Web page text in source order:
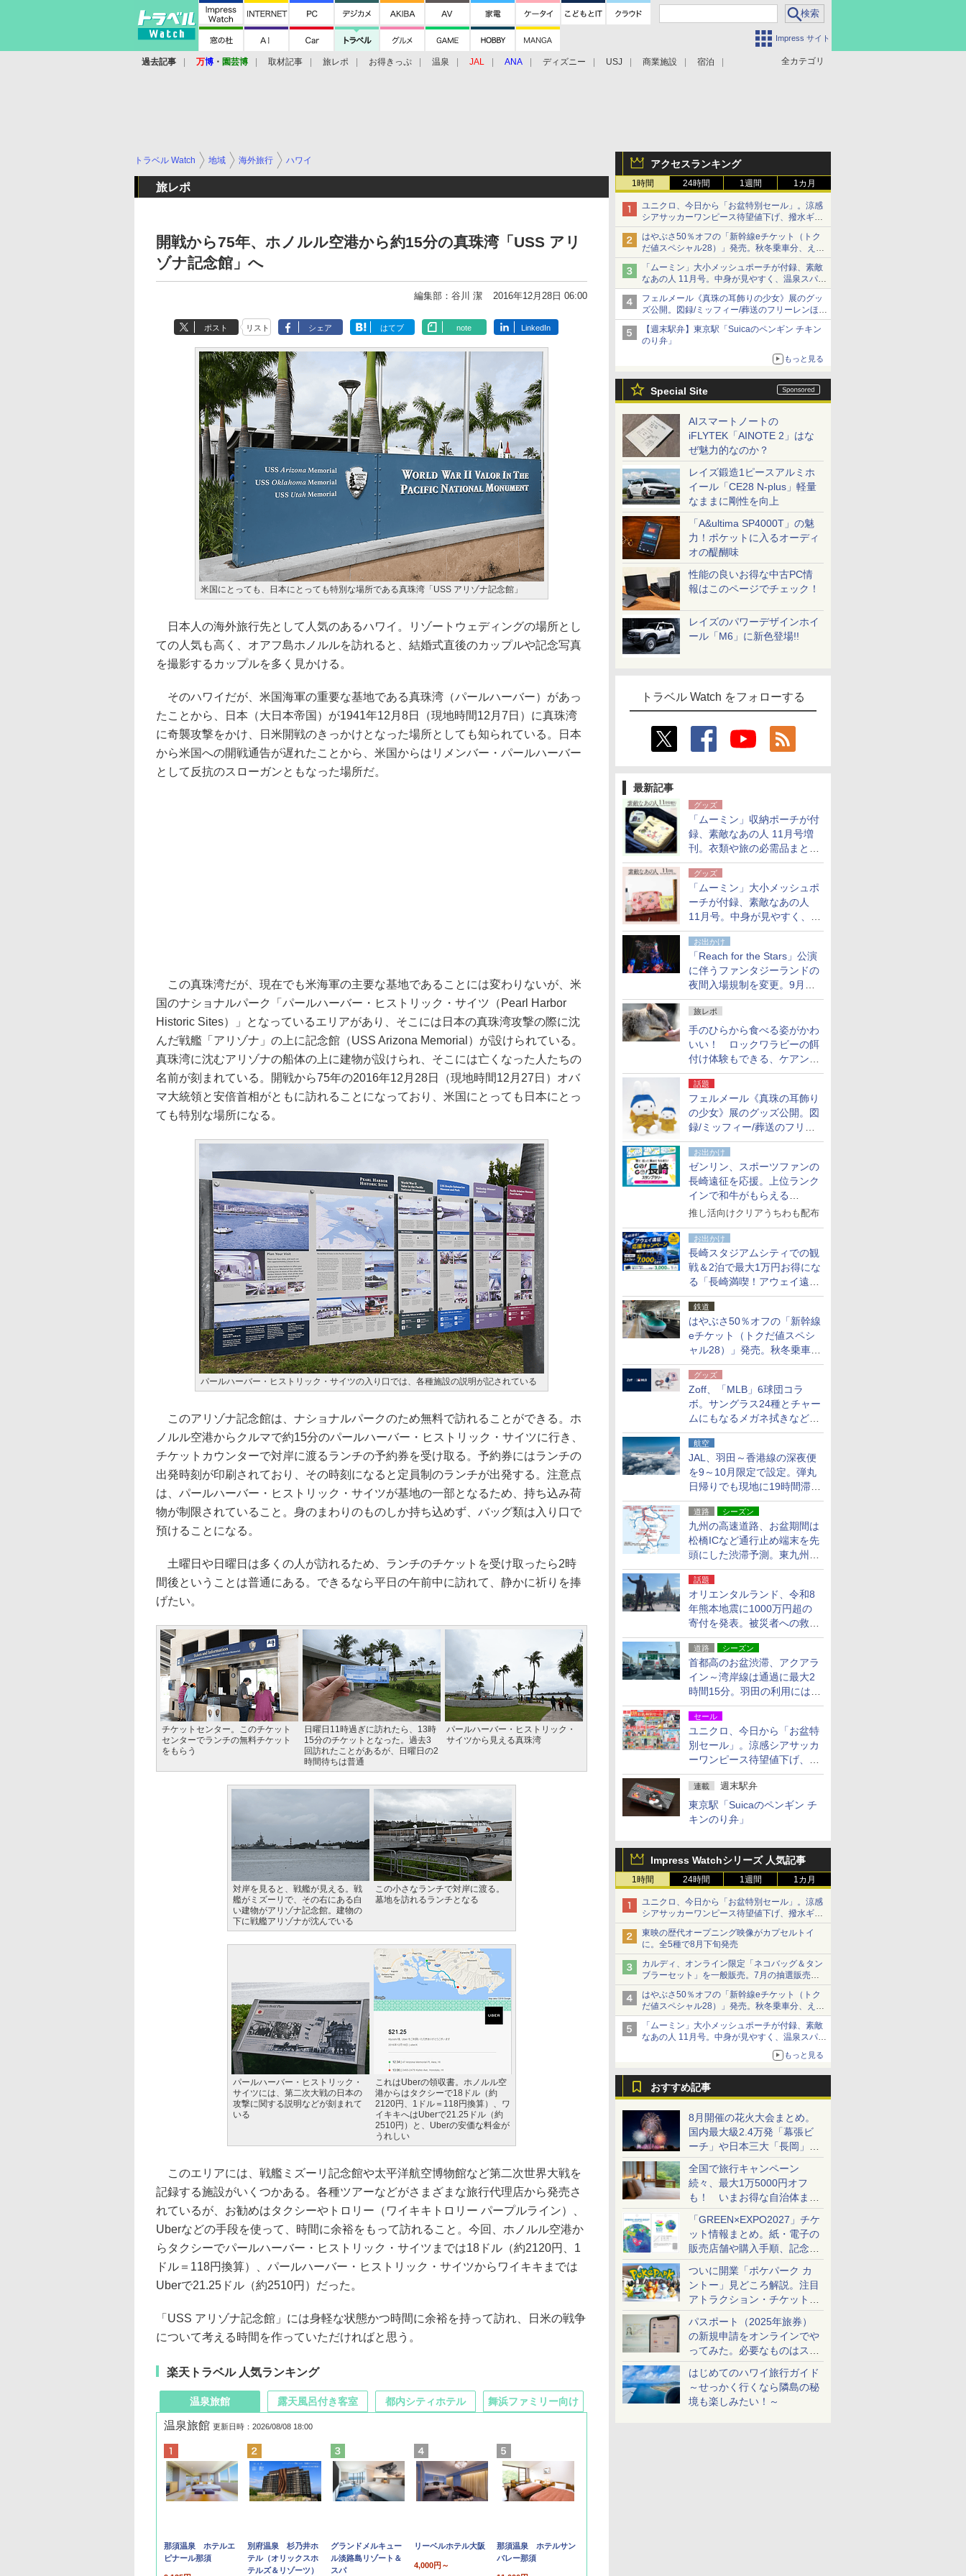
Impress サイト
全カテゴリ
過去記事 万博 ・ 園芸博 取材記事 旅レポ お得きっぷ 温泉 JAL ANA ディズニー USJ 商業施設 宿泊
アクセスランキング
1時間 24時間 1週間 1カ月
ユニクロ、今日から「お盆特別セール」。涼感
シアサッカーワンピース待望値下げ、撥水ギア
ショーツは1990円に
はやぶさ50％オフの「新幹線eチケット（トク
だ値スペシャル28）」発売。秋冬乗車分、えき
ねっと限定
「ムーミン」大小メッシュポーチが付録、素敵
なあの人 11月号。中身が見やすく、温泉スパに
も使える
フェルメール《真珠の耳飾りの少女》展のグッ
ズ公開。図録/ミッフィー/葬送のフリーレンほ
か、注目ブランドコラボが実現
【週末駅弁】東京駅「Suicaのペンギン チキン
のり弁」
もっと見る
Special Site
AIスマートノートの
iFLYTEK「AINOTE 2」はな
ぜ魅力的なのか？
レイズ鍛造1ピースアルミホ
イール「CE28 N-plus」軽量
なままに剛性を向上
「A&ultima SP4000T」の魅
力！ポケットに入るオーディ
オの醍醐味
性能の良いお得な中古PC情
報はこのページでチェック！
レイズのパワーデザインホイ
ール「M6」に新色登場!!
トラベル Watch をフォローする
最新記事
グッズ
「ムーミン」収納ポーチが付
録、素敵なあの人 11月号増
刊。衣類や旅の必需品まとま
る大小2個セット
グッズ
「ムーミン」大小メッシュポ
ーチが付録、素敵なあの人
11月号。中身が見やすく、温
泉スパにも使える
お出かけ
「Reach for the Stars」公演
に伴うファンタジーランドの
夜間入場規制を変更。9月か
ら18時50分～20時ごろに
旅レポ
手のひらから食べる姿がかわ
いい！ ロックワラビーの餌
付け体験もできる、ケアンズ
でアサートン高原の日本語ガ
イド付きツアーに参加してみ
た
話題
フェルメール《真珠の耳飾り
の少女》展のグッズ公開。図
録/ミッフィー/葬送のフリー
レンほか、注目ブランドコラ
ボが実現
お出かけ
ゼンリン、スポーツファンの
長崎遠征を応援。上位ランク
インで和牛がもらえる
「GO！GO！長崎スタンプラ
推し活向けクリアうちわも配布
お出かけ
長崎スタジアムシティでの観
戦＆2泊で最大1万円お得にな
る「長崎満喫！アウェイ遠征
応援キャンペーン」
鉄道
はやぶさ50％オフの「新幹線
eチケット（トクだ値スペシ
ャル28）」発売。秋冬乗車
分、えきねっと限定
グッズ
Zoff、「MLB」6球団コラ
ボ。サングラス24種とチャー
ムにもなるメガネ拭きなど雑
貨24種
航空
JAL、羽田～香港線の深夜便
を9～10月限定で設定。弾丸
日帰りでも現地に19時間滞在
できる
道路 シーズン
九州の高速道路、お盆期間は
松橋ICなど通行止め端末を先
頭にした渋滞予測。東九州道
への迂回は料金調整を実施
話題
オリエンタルランド、令和8
年熊本地震に1000万円超の
寄付を発表。被災者への救援
活動・復旧支援
道路 シーズン
首都高のお盆渋滞、アクアラ
イン～湾岸線は通過に最大2
時間15分。羽田の利用には
「空港西出口」の利用検討を
セール
ユニクロ、今日から「お盆特
別セール」。涼感シアサッカ
ーワンピース待望値下げ、撥
水ギアショーツは1990円に
連載 週末駅弁
東京駅「Suicaのペンギン チ
キンのり弁」
Impress Watchシリーズ 人気記事
1時間 24時間 1週間 1カ月
ユニクロ、今日から「お盆特別セール」。涼感
シアサッカーワンピース待望値下げ、撥水ギア
ショーツは1990円に
東映の歴代オープニング映像がカプセルトイ
に。全5種で8月下旬発売
カルディ、オンライン限定「ネコバッグ＆タン
ブラーセット」を一般販売。7月の抽選販売の
当選無効分
はやぶさ50％オフの「新幹線eチケット（トク
だ値スペシャル28）」発売。秋冬乗車分、えき
ねっと限定
「ムーミン」大小メッシュポーチが付録、素敵
なあの人 11月号。中身が見やすく、温泉スパに
もっと見る
おすすめ記事
8月開催の花火大会まとめ。
国内最大級2.4万発「幕張ビ
ーチ」や日本三大「長岡」な
ど大型イベント目白押し！
全国で旅行キャンペーン
続々、最大1万5000円オフ
も！ いまお得な自治体まと
め
「GREEN×EXPO2027」チケ
ット情報まとめ。紙・電子の
販売店舗や購入手順、記念チ
ケットも解説
ついに開業「ポケパーク カ
ントー」見どころ解説。注目
アトラクション・チケット手
配・来場前に必要な準備は？
パスポート（2025年旅券）
の新規申請をオンラインでや
ってみた。必要なものはスマ
ホとマイナカードのみ
はじめてのハワイ旅行ガイド
～せっかく行くなら隣島の秘
境も楽しみたい！～
トラベル Watch 地域 海外旅行 ハワイ
旅レポ
開戦から75年、ホノルル空港から約15分の真珠湾「USS アリ
ゾナ記念館」へ
編集部：谷川 潔 2016年12月28日 06:00
ポスト リスト シェア はてブ note LinkedIn
米国にとっても、日本にとっても特別な場所である真珠湾「USS アリゾナ記念館」
日本人の海外旅行先として人気のあるハワイ。リゾートウェディングの場所とし
ての人気も高く、オアフ島ホノルルを訪れると、結婚式直後のカップルや記念写真
を撮影するカップルを多く見かける。
そのハワイだが、米国海軍の重要な基地である真珠湾（パールハーバー）があっ
たことから、日本（大日本帝国）が1941年12月8日（現地時間12月7日）に真珠湾
に奇襲攻撃をかけ、日米開戦のきっかけとなった場所としても知られている。日本
から米国への開戦通告が遅れたことから、米国からはリメンバー・パールハーバー
として反抗のスローガンともなった場所だ。
この真珠湾だが、現在でも米海軍の主要な基地であることには変わりないが、米
国のナショナルパーク「パールハーバー・ヒストリック・サイツ（Pearl Harbor
Historic Sites）」となっているエリアがあり、そこには日本の真珠湾攻撃の際に沈
んだ戦艦「アリゾナ」の上に記念館（USS Arizona Memorial）が設けられている。
真珠湾に沈むアリゾナの船体の上に建物が設けられ、そこには亡くなった人たちの
名前が刻まれている。開戦から75年の2016年12月28日（現地時間12月27日）オバ
マ大統領と安倍首相がともに訪れることになっており、米国にとっても日本にとっ
ても特別な場所になる。
パールハーバー・ヒストリック・サイツの入り口では、各種施設の説明が記されている
このアリゾナ記念館は、ナショナルパークのため無料で訪れることができる。ホ
ノルル空港からクルマで約15分のパールハーバー・ヒストリック・サイツに行き、
チケットカウンターで対岸に渡るランチの予約券を受け取る。予約券にはランチの
出発時刻が印刷されており、その時刻になると定員制のランチが出発する。注意点
は、パールハーバー・ヒストリック・サイツが基地の一部となるため、持ち込み荷
物が制限されていること。身のまわりのものしか持ち込めず、バッグ類は入り口で
預けることになる。
土曜日や日曜日は多くの人が訪れるため、ランチのチケットを受け取ったら2時
間後ということは普通にある。できるなら平日の午前中に訪れて、静かに祈りを捧
げたい。
チケットセンター。このチケット
センターでランチの無料チケット
をもらう
日曜日11時過ぎに訪れたら、13時
15分のチケットとなった。過去3
回訪れたことがあるが、日曜日の2
時間待ちは普通
パールハーバー・ヒストリック・
サイツから見える真珠湾
対岸を見ると、戦艦が見える。戦
艦がミズーリで、その右にある白
い建物がアリゾナ記念館。建物の
下に戦艦アリゾナが沈んでいる
この小さなランチで対岸に渡る。
墓地を訪れるランチとなる
パールハーバー・ヒストリック・
サイツには、第二次大戦の日本の
攻撃に関する説明などが刻まれて
いる
これはUberの領収書。ホノルル空
港からはタクシーで18ドル（約
2120円、1ドル＝118円換算）、ワ
イキキへはUberで21.25ドル（約
2510円）と、Uberの安価な料金が
うれしい
このエリアには、戦艦ミズーリ記念館や太平洋航空博物館など第二次世界大戦を
記録する施設がいくつかある。各種ツアーなどがさまざまな旅行代理店から発売さ
れているが、お勧めはタクシーやトロリー（ワイキキトロリー パープルライン）、
Uberなどの手段を使って、時間に余裕をもって訪れること。今回、ホノルル空港か
らタクシーでパールハーバー・ヒストリック・サイツまでは18ドル（約2120円、1
ドル＝118円換算）、パールハーバー・ヒストリック・サイツからワイキキまでは
Uberで21.25ドル（約2510円）だった。
「USS アリゾナ記念館」には身軽な状態かつ時間に余裕を持って訪れ、日米の戦争
について考える時間を作っていただければと思う。
楽天トラベル 人気ランキング
温泉旅館
温泉旅館 更新日時：2026/08/08 18:00
那須温泉 ホテルエ
ピナール那須
別府温泉 杉乃井ホ
テル（オリックスホ
テルズ＆リゾーツ）
グランドメルキュー
ル淡路島リゾート＆
スパ
リーベルホテル大阪
4,000円～
那須温泉 ホテルサン
バレー那須
露天風呂付き客室 都内シティホテル 舞浜ファミリー向け